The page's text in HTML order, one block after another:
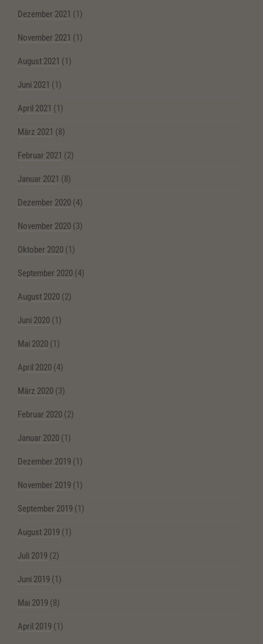
Dezember 2021 (1)
November 2021 (1)
August 2021 (1)
Juni 2021 (1)
April 2021 (1)
März 2021 (8)
Februar 2021 (2)
Januar 2021 (8)
Dezember 2020 (4)
November 2020 (3)
Oktober 2020 (1)
September 2020 (4)
August 2020 (2)
Juni 2020 (1)
Mai 2020 (1)
April 2020 (4)
März 2020 (3)
Februar 2020 (2)
Januar 2020 (1)
Dezember 2019 (1)
November 2019 (1)
September 2019 (1)
August 2019 (1)
Juli 2019 (2)
Juni 2019 (1)
Mai 2019 (8)
April 2019 (1)